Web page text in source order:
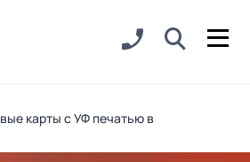
карты с УФ печатью в